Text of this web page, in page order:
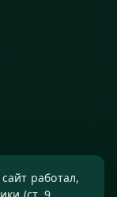
работал,